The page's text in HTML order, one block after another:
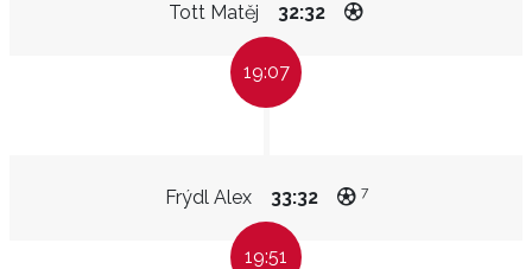
Tott Matěj 32:32
19:07
Frýdl Alex 33:32 7
19:51